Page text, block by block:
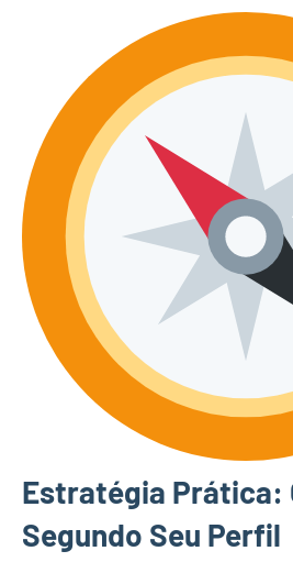
Estratégia Prática:
Segundo Seu Perfil